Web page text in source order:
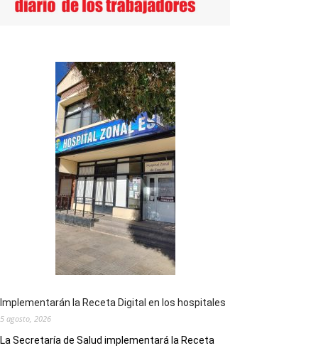
Implementarán la Receta Digital en los hospitales
5 agosto, 2026
La Secretaría de Salud implementará la Receta